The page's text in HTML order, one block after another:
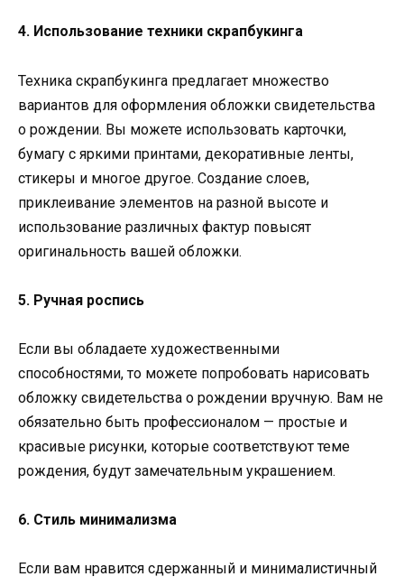
4. Использование техники скрапбукинга
Техника скрапбукинга предлагает множество
вариантов для оформления обложки свидетельства
о рождении. Вы можете использовать карточки,
бумагу с яркими принтами, декоративные ленты,
стикеры и многое другое. Создание слоев,
приклеивание элементов на разной высоте и
использование различных фактур повысят
оригинальность вашей обложки.
5. Ручная роспись
Если вы обладаете художественными
способностями, то можете попробовать нарисовать
обложку свидетельства о рождении вручную. Вам не
обязательно быть профессионалом — простые и
красивые рисунки, которые соответствуют теме
рождения, будут замечательным украшением.
6. Стиль минимализма
Если вам нравится сдержанный и минималистичный